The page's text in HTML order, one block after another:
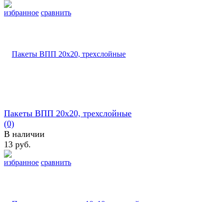
избранное сравнить
избранное сравнить
Пакеты ВПП 20х20, трехслойные
(0)
В наличии
13 руб.